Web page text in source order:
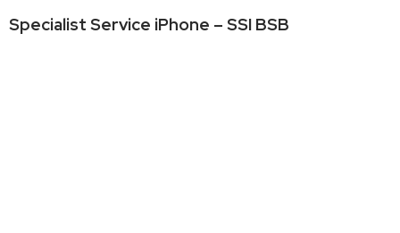
Specialist Service iPhone – SSI BSB